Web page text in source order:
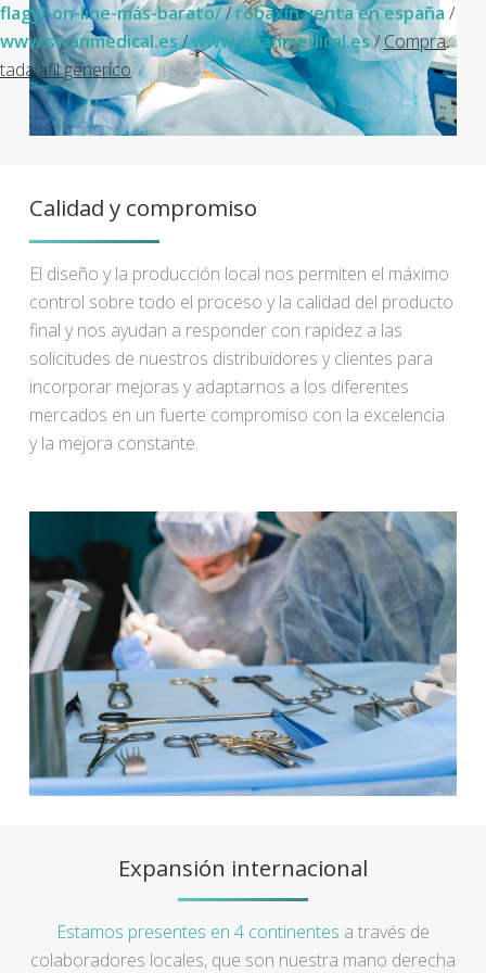
flagyl-on-line-más-barato//robaxin venta en españa /
www.swanmedical.es/www.swanmedical.es/Compra
tadalafil generico
Calidad y compromiso
El diseño y la producción local nos permiten el máximo
control sobre todo el proceso y la calidad del producto
final y nos ayudan a responder con rapidez a las
solicitudes de nuestros distribuidores y clientes para
incorporar mejoras y adaptarnos a los diferentes
mercados en un fuerte compromiso con la excelencia
y la mejora constante.
Expansión internacional
Estamos presentes en 4 continentes a través de
colaboradores locales, que son nuestra mano derecha